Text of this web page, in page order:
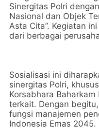
Sinergitas Polri
Nasional dan Objek
Asta Cita”. Kegiatan
dari berbagai
Sosialisasi ini
sinergitas Polri,
Korsabhara
terkait. Dengan
fungsi manajemen
Indonesia Emas 2045.